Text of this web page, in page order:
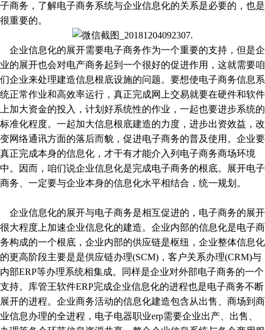
子商务，了解电子商务系统与企业信息化的关系是必要的，也是
很重要的。
企业信息化的展开需要电子商务作为一个重要的支持，但是企
业的展开也会对电产商务起到一个很好的促进作用，这就需要咱
们企业来处理建造信息根底设施的问题。要想使电子商务信息系
统正常作业和高效率运行，真正完成网上交易就要在硬件和软件
上加大资金的投入，计划好系统性的作业，一起也要进步系统的
标准化程度。一起加大信息根底建造的力度，进步出资效益，改
变网络通讯方面的落后而貌，促进电子商务的普及使用。企业要
真正完成本身的信息化，才干有才能介入列电子商务商场环境
中。因而，咱们说企业信息化是完成电子商务的根底。展开电子
商务、一定要与企业本身的信息化水平相结合，统一规划。
企业信息化的展开与电子商务是相互促进的，电子商务的展开
很大程度上加速企业信息化的建造。企业内部的信息化是电子商
务构成的一个根底，企业内部的供应链是枢纽，企业整体信息化
的更高阶段主要是是供应链办理(SCM)，客户关系办理(CRM)与
内部ERP等办理系统相集成。同样是企业对外部电子商务的一个
支持。库管王软件ERP完成企业信息化的进程也是电子商务不断
展开的进程。企业商务活动的信息化建造包含从出售、商场到商
业信息办理的全进程，电子电器职业erp需要企业出产、出售、